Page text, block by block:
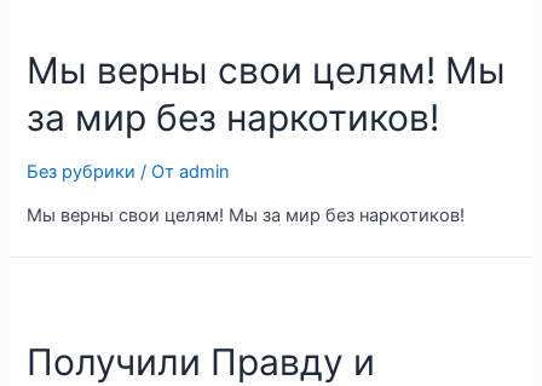
Мы верны свои целям! Мы
за мир без наркотиков!
Без рубрики / От admin
Мы верны свои целям! Мы за мир без наркотиков!
Получили Правду и